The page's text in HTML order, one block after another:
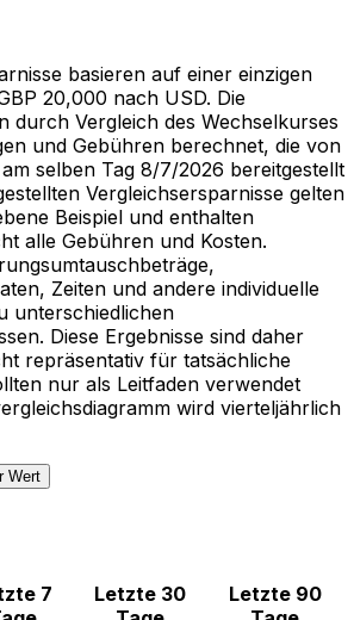
basieren auf einer einzigen
20,000 nach USD. Die
durch Vergleich des Wechselkurses
und Gebühren berechnet, die von
selben Tag 8/7/2026 bereitgestellt
Vergleichsersparnisse gelten
Beispiel und enthalten
alle Gebühren und Kosten.
Zeiten und andere individuelle
unterschiedlichen
Diese Ergebnisse sind daher
repräsentativ für tatsächliche
nur als Leitfaden verwendet
wird vierteljährlich
Wert
7
Letzte 30
Letzte 90